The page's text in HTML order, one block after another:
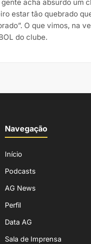
acha absurdo um
estar tão quebrado
O que vimos, na
do clube.
Navegação
Início
Podcasts
AG News
Perfil
Data AG
Sala de Imprensa